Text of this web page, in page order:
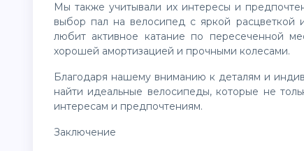
Мы также учитывали их интересы и
выбор пал на велосипед с яркой
любит активное катание по пересеченной
хорошей амортизацией и прочными колесами.
Благодаря нашему вниманию к деталям и
найти идеальные велосипеды, которые не
интересам и предпочтениям.
Заключение